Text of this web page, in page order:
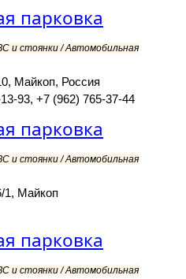
парковка
и стоянки / Автомобильная
Майкоп, Россия
93, +7 (962) 765-37-44
парковка
и стоянки / Автомобильная
1, Майкоп
парковка
и стоянки / Автомобильная